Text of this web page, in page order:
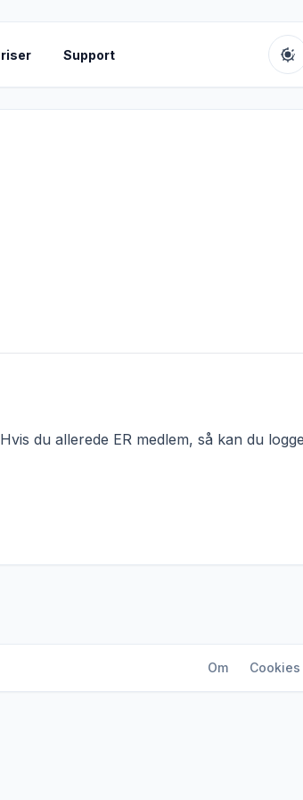
Support
du allerede ER medlem, så kan du
Om Cookies